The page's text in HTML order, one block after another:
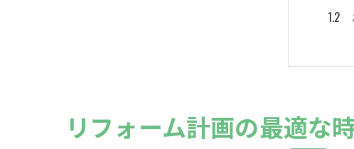
費
リフォーム計画の最適な